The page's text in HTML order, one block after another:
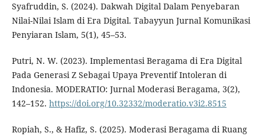
Syafruddin, S. (2024). Dakwah Digital Dalam Penyebaran
Nilai-Nilai Islam di Era Digital. Tabayyun Jurnal Komunikasi
Penyiaran Islam, 5(1), 45–53.
Putri, N. W. (2023). Implementasi Beragama di Era Digital
Pada Generasi Z Sebagai Upaya Preventif Intoleran di
Indonesia. MODERATIO: Jurnal Moderasi Beragama, 3(2),
142–152. https://doi.org/10.32332/moderatio.v3i2.8515
Ropiah, S., & Hafiz, S. (2025). Moderasi Beragama di Ruang